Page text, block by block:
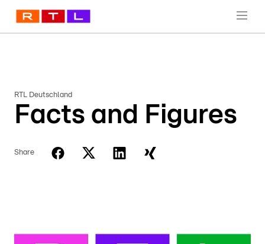
RTL Deutschland
Facts and Figures
Share